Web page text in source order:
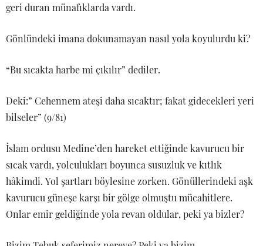
geri duran münafıklarda vardı.
Gönlündeki imana dokunamayan nasıl yola koyulurdu ki?
“Bu sıcakta harbe mi çıkılır” dediler.
Deki:” Cehennem ateşi daha sıcaktır; fakat gidecekleri yeri
bilseler” (9/81)
İslam ordusu Medine’den hareket ettiğinde kavurucu bir
sıcak vardı, yolculukları boyunca susuzluk ve kıtlık
hâkimdi. Yol şartları böylesine zorken. Gönüllerindeki aşk
kavurucu güneşe karşı bir gölge olmuştu mücahitlere.
Onlar emir geldiğinde yola revan oldular, peki ya bizler?